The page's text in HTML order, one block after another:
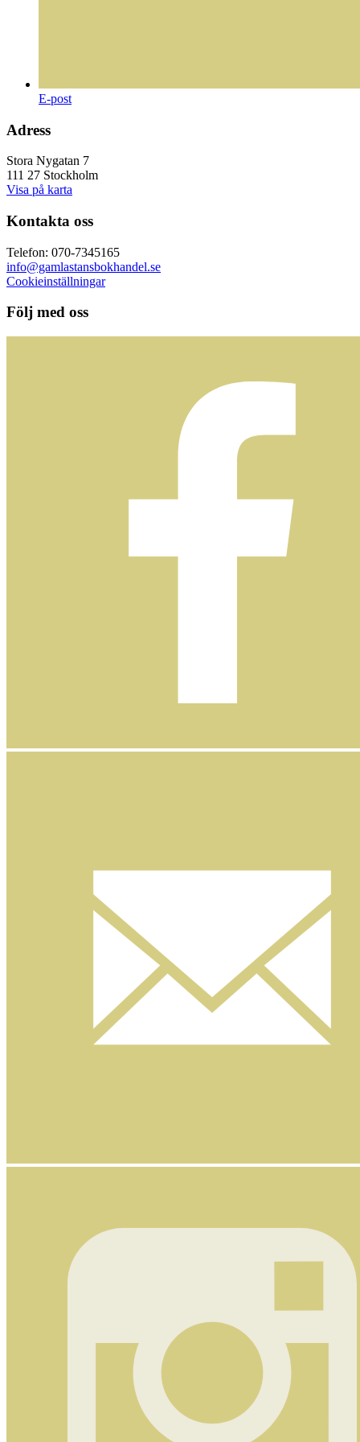
E-post
Adress
Stora Nygatan 7
111 27 Stockholm
Visa på karta
Kontakta oss
Telefon: 070-7345165
info@gamlastansbokhandel.se
Cookieinställningar
Följ med oss